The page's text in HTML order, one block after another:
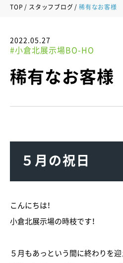
TOP スタッフブログ 稀有なお客様
2022.05.27
#小倉北展示場BO-HO
稀有なお客様
５月の祝日
こんにちは！
小倉北展示場の時枝です！
５月もあっという間に終わりを迎